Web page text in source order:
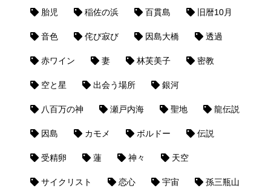
胎児 稲佐の浜 百貫島 旧暦10月
音色 侘び寂び 因島大橋 透過
赤ワイン 妻 林芙美子 密教
空と星 出会う場所 銀河
八百万の神 瀬戸内海 聖地 龍伝説
因島 カモメ ボルドー 伝説
受精卵 蓮 神々 天空
サイクリスト 恋心 宇宙 孫三瓶山